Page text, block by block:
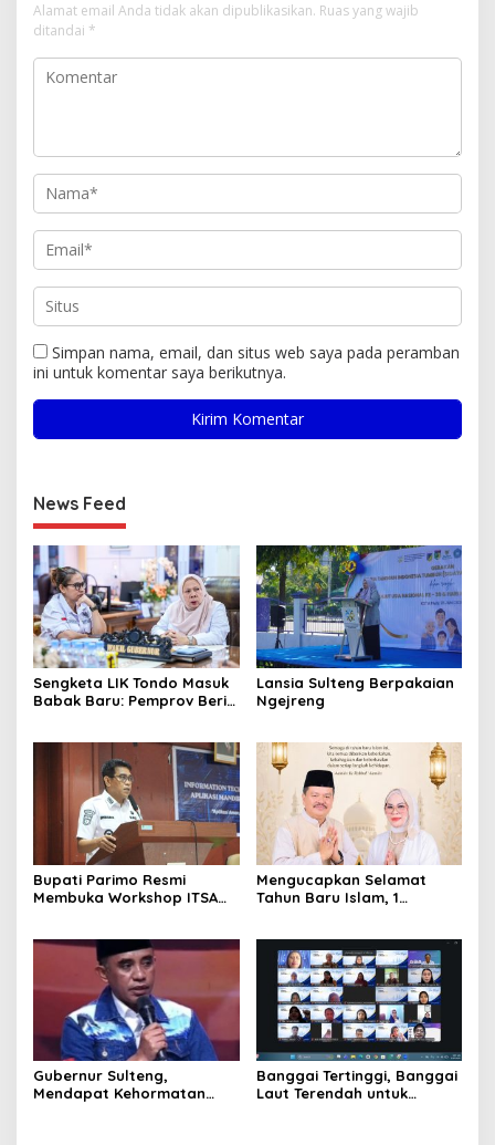
Alamat email Anda tidak akan dipublikasikan. Ruas yang wajib
ditandai *
Simpan nama, email, dan situs web saya pada peramban
ini untuk komentar saya berikutnya.
News Feed
Sengketa LIK Tondo Masuk
Babak Baru: Pemprov Beri
Lansia Sulteng Berpakaian
Ngejreng
Bupati Parimo Resmi
Membuka Workshop ITSA
Mengucapkan Selamat
Tahun Baru Islam, 1
Gubernur Sulteng,
Mendapat Kehormatan
Banggai Tertinggi, Banggai
Laut Terendah untuk